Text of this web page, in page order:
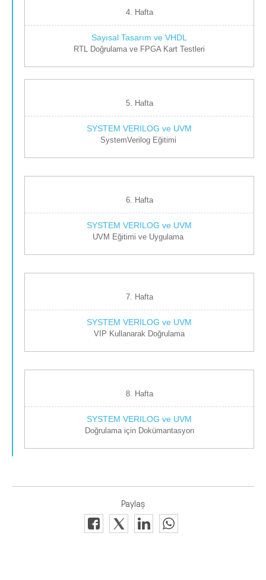
4. Hafta
RTL Doğrulama ve FPGA Kart Testleri
5. Hafta
SystemVerilog Eğitimi
6. Hafta
UVM Eğitimi ve Uygulama
7. Hafta
VIP Kullanarak Doğrulama
8. Hafta
Doğrulama için Dokümantasyon